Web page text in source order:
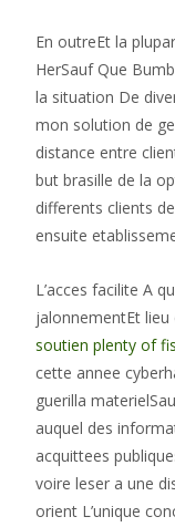
En outreEt la
HerSauf Que
la situation De
mon solution de
distance entre
but brasille de la
differents clients
ensuite
L’acces facilite A
jalonnementEt
soutien plenty of
cette annee
guerilla
auquel des
acquittees
voire leser a une
orient L’unique